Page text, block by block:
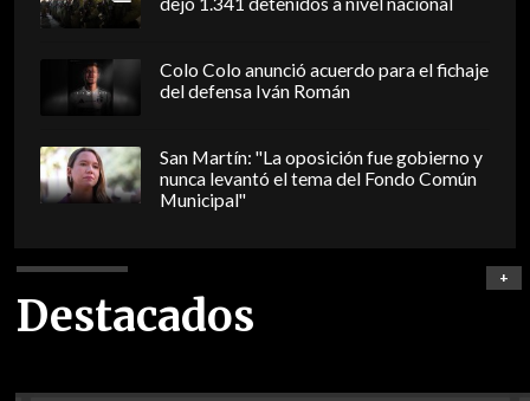
Colo Colo anunció acuerdo para el fichaje
del defensa Iván Román
San Martín: "La oposición fue gobierno y
nunca levantó el tema del Fondo Común
Municipal"
Destacados
+